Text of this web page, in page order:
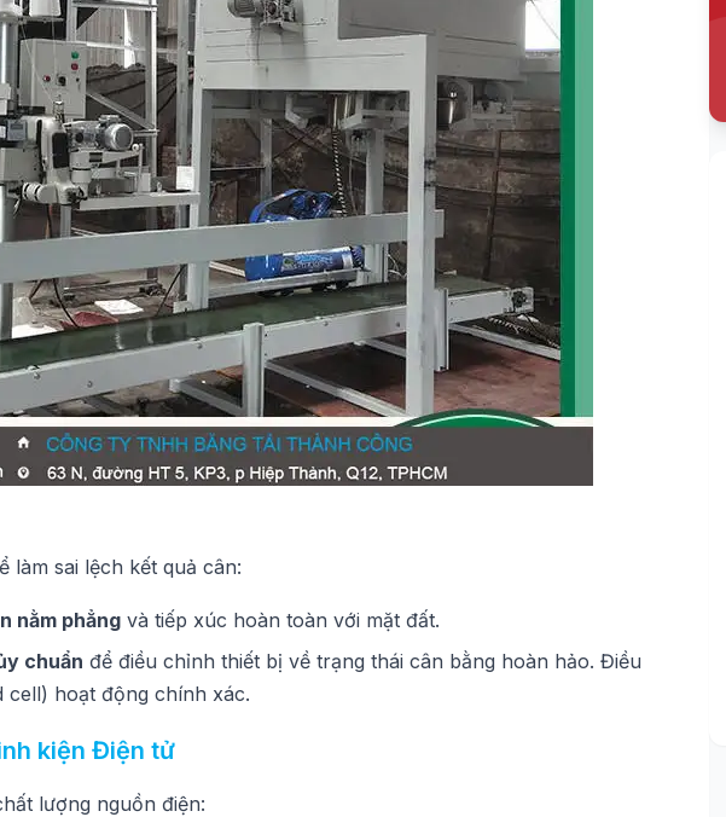
làm sai lệch kết quả cân:
nằm phẳng và tiếp xúc hoàn toàn với mặt đất.
chuẩn để điều chỉnh thiết bị về trạng thái cân bằng hoàn hảo. Điều
cell) hoạt động chính xác.
kiện Điện tử
lượng nguồn điện: